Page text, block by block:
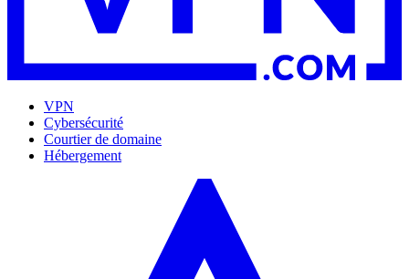
VPN
Cybersécurité
Courtier de domaine
Hébergement